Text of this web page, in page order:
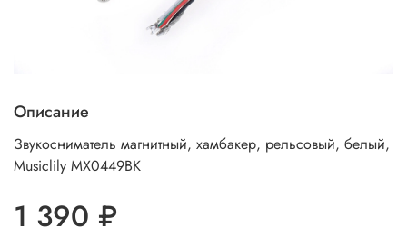
Описание
Звукосниматель магнитный, хамбакер, рельсовый, белый,
Musiclily MX0449BK
1 390 ₽